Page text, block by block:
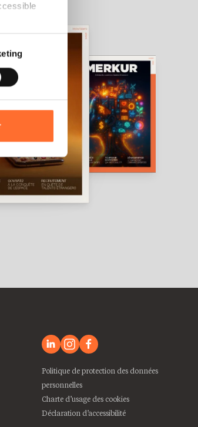
données
Politique de protection des données
personnelles
Charte d’usage des cookies
Déclaration d’accessibilité